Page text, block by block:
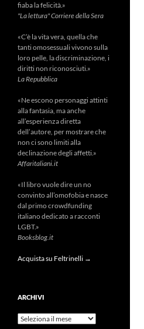
fiaba la felicità.»
"La lettura" Corriere della Sera
«C’è la vita vera, quella che
tanti omosessuali vivono sulla
loro pelle, la discriminazione, i
diritti non riconosciuti.»
La Repubblica
«Ne escono personaggi attinti
alla fantasia, ma anche
all’esperienza diretta
dell’autore, per mostrare che
non ci sono limiti alla
declinazione degli affetti.»
Affaritaliani.it
«Il libro vuole dire un no
convinto all’omofobia e nasce
dal primo crowdfunding
italiano dedicato a racconti
LGBT.»
Booksblog.it
Acquista su Feltrinelli →
ARCHIVI
Archivi